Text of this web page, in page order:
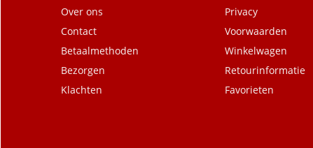
Over ons
Contact
Betaalmethoden
Bezorgen
Klachten
Privacy
Voorwaarden
Winkelwagen
Retourinformatie
Favorieten